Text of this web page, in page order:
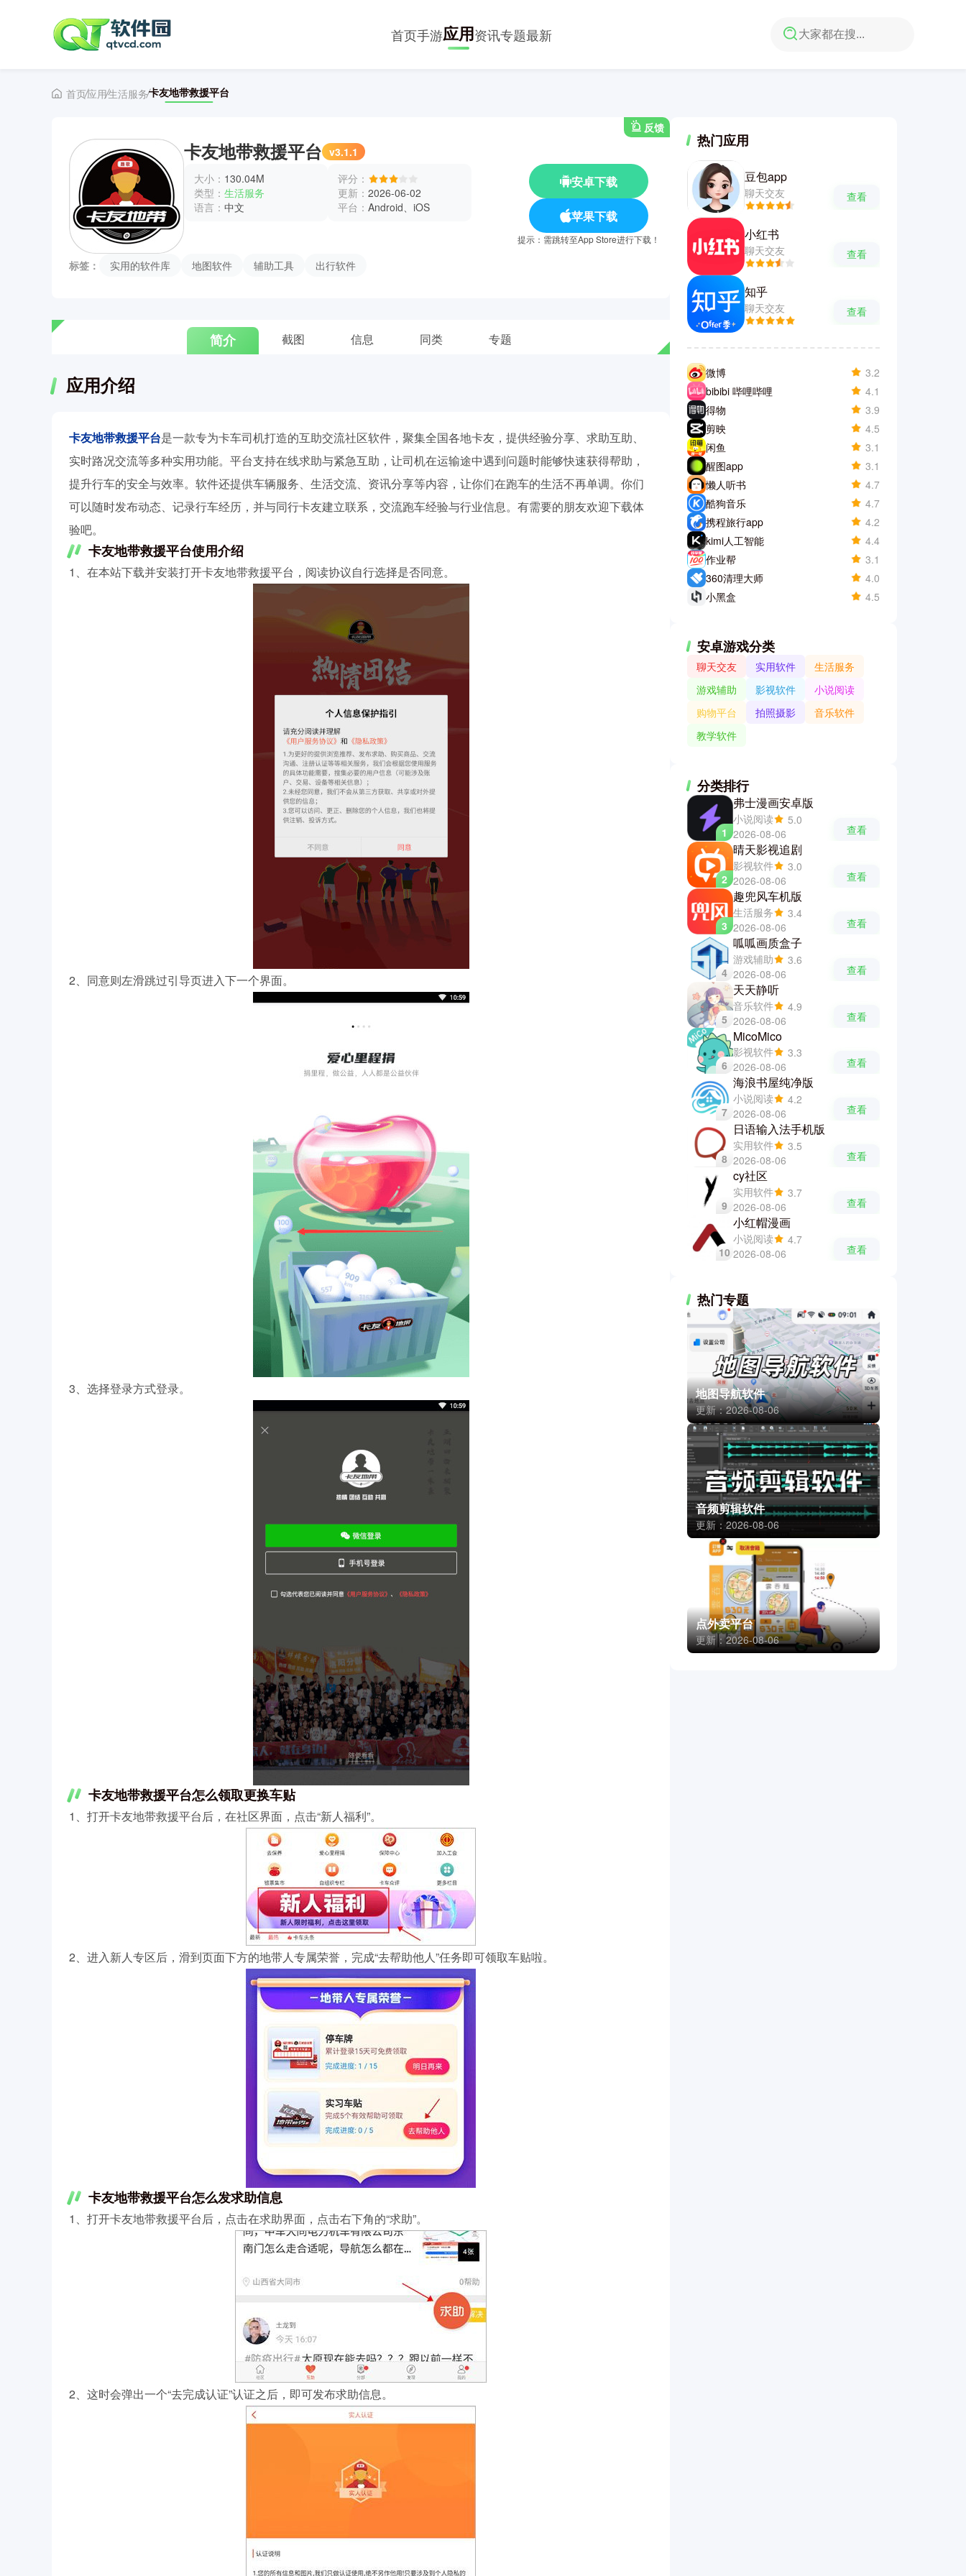
首页手游应用资讯专题最新
首页应用生活服务卡友地带救援平台
反馈
卡友地带救援平台 v3.1.1
大小： 130.04M
类型： 生活服务
语言： 中文
评分：
更新： 2026-06-02
平台： Android、iOS
安卓下载
苹果下载
提示：需跳转至App Store进行下载！
标签： 实用的软件库 地图软件 辅助工具 出行软件
简介 截图 信息 同类 专题
应用介绍
卡友地带救援平台是一款专为卡车司机打造的互助交流社区软件，聚集全国各地卡友，提供经验分享、求助互助、
实时路况交流等多种实用功能。平台支持在线求助与紧急互助，让司机在运输途中遇到问题时能够快速获得帮助，
提升行车的安全与效率。软件还提供车辆服务、生活交流、资讯分享等内容，让你们在跑车的生活不再单调。你们
可以随时发布动态、记录行车经历，并与同行卡友建立联系，交流跑车经验与行业信息。有需要的朋友欢迎下载体
验吧。
卡友地带救援平台使用介绍
1、在本站下载并安装打开卡友地带救援平台，阅读协议自行选择是否同意。
2、同意则左滑跳过引导页进入下一个界面。
3、选择登录方式登录。
卡友地带救援平台怎么领取更换车贴
1、打开卡友地带救援平台后，在社区界面，点击“新人福利”。
2、进入新人专区后，滑到页面下方的地带人专属荣誉，完成“去帮助他人”任务即可领取车贴啦。
卡友地带救援平台怎么发求助信息
1、打开卡友地带救援平台后，点击在求助界面，点击右下角的“求助”。
2、这时会弹出一个“去完成认证”认证之后，即可发布求助信息。
热门应用
豆包app
聊天交友 查看
小红书
聊天交友 查看
知乎
聊天交友 查看
微博
3.2
bibibi 哔哩哔哩
4.1
得物
3.9
剪映
4.5
闲鱼
3.1
醒图app
3.1
懒人听书
4.7
酷狗音乐
4.7
携程旅行app
4.2
kimi人工智能
4.4
作业帮
3.1
360清理大师
4.0
小黑盒
4.5
安卓游戏分类
聊天交友 实用软件
生活服务
游戏辅助
影视软件
小说阅读
购物平台
拍照摄影
音乐软件
教学软件
分类排行
1
弗士漫画安卓版
小说阅读
5.0
2026-08-06
查看
2
晴天影视追剧
影视软件
3.0
2026-08-06
查看
3
趣兜风车机版
生活服务
3.4
2026-08-06
查看
4
呱呱画质盒子
游戏辅助
3.6
2026-08-06
查看
5
天天静听
音乐软件
4.9
2026-08-06
查看
6
MicoMico
影视软件
3.3
2026-08-06
查看
7
海浪书屋纯净版
小说阅读
4.2
2026-08-06
查看
8
日语输入法手机版
实用软件
3.5
2026-08-06
查看
9
cy社区
实用软件
3.7
2026-08-06
查看
10
小红帽漫画
小说阅读
4.7
2026-08-06
查看
热门专题
地图导航软件
更新：2026-08-06
音频剪辑软件
更新：2026-08-06
点外卖平台
更新：2026-08-06